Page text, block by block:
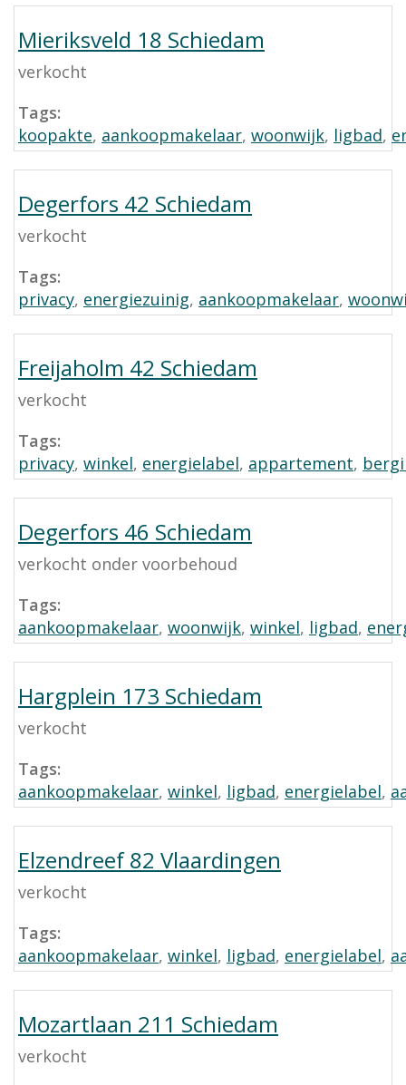
Mieriksveld 18 Schiedam
verkocht
Tags:
koopakte, aankoopmakelaar, woonwijk, ligbad,
Degerfors 42 Schiedam
verkocht
Tags:
privacy, energiezuinig, aankoopmakelaar,
Freijaholm 42 Schiedam
verkocht
Tags:
privacy, winkel, energielabel, appartement,
Degerfors 46 Schiedam
verkocht onder voorbehoud
Tags:
aankoopmakelaar, woonwijk, winkel, ligbad,
Hargplein 173 Schiedam
verkocht
Tags:
aankoopmakelaar, winkel, ligbad, energielabel,
Elzendreef 82 Vlaardingen
verkocht
Tags:
aankoopmakelaar, winkel, ligbad, energielabel,
Mozartlaan 211 Schiedam
verkocht